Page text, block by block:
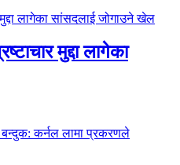
मुद्दा लागेका